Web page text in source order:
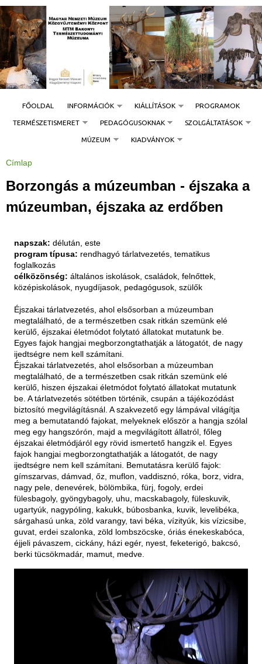
Jump to navigation
FŐOLDAL INFORMÁCIÓK KIÁLLÍTÁSOK PROGRAMOK
TERMÉSZETISMERET PEDAGÓGUSOKNAK SZOLGÁLTATÁSOK
MÚZEUM KIADVÁNYOK
J
l
e
l
e
Címlap
Borzongás a múzeumban - éjszaka a
múzeumban, éjszaka az erdőben
napszak: délután, este
program típusa: rendhagyó tárlatvezetés, tematikus
foglalkozás
célközönség: általános iskolások, családok, felnőttek,
középiskolások, nyugdíjasok, pedagógusok, szülők
Éjszakai tárlatvezetés, ahol elsősorban a múzeumban
megtalálható, de a természetben csak ritkán szemünk elé
kerülő, éjszakai életmódot folytató állatokat mutatunk be.
Egyes fajok hangjai megborzongtathatják a látogatót, de nagy
ijedtségre nem kell számítani.
Éjszakai tárlatvezetés, ahol elsősorban a múzeumban
megtalálható, de a természetben csak ritkán szemünk elé
kerülő, hiszen éjszakai életmódot folytató állatokat mutatunk
be. A tárlatvezetés sötétben történik, csupán a tájékozódást
biztosító megvilágításnál. A szakvezető egy lámpával világítja
meg a bemutatandó fajokat, melyeknek először a hangja szólal
meg egy hangszórón, majd a megvilágított állatról, főleg
éjszakai életmódjáról egy rövid ismertető hangzik el. Egyes
fajok hangjai megborzongtathatják a látogatót, de nagy
ijedtségre nem kell számítani. Bemutatásra kerülő fajok:
gímszarvas, dámvad, őz, muflon, vaddisznó, róka, borz, vidra,
nagy pele, denevérek, bölömbika, fürj, fogoly, erdei
fülesbagoly, gyöngybagoly, uhu, macskabagoly, füleskuvik,
ugartyúk, nagypóling, kakukk, búbosbanka, kuvik, levelibéka,
sárgahasú unka, zöld varangy, tavi béka, vízityúk, kis vízicsibe,
guvat, erdei szalonka, zöld lombszöcske, óriás énekeskabóca,
éjjeli pávaszem, cickány, házi egér, nyest, feketerigó, bakcsó,
berki tücsökmadár, mamut, medve.